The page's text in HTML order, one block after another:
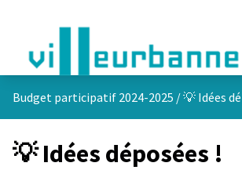
Budget participatif 2024-2025 /💡 Idées
💡 Idées déposées !